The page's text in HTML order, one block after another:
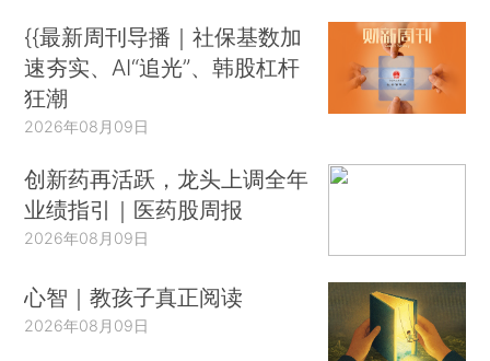
{{最新周刊导播｜社保基数加
速夯实、AI“追光”、韩股杠杆
狂潮
2026年08月09日
创新药再活跃，龙头上调全年
业绩指引｜医药股周报
2026年08月09日
心智｜教孩子真正阅读
2026年08月09日